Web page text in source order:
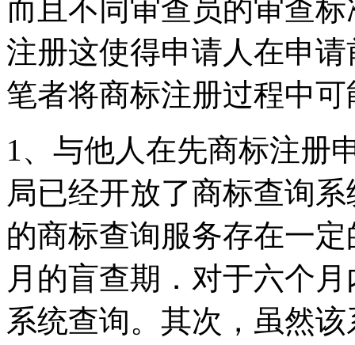
而且不同审查员的审查
注册这使得申请人在申
笔者将商标注册过程中
1、与他人在先商标注册
局已经开放了商标查询
的商标查询服务存在一
月的盲查期．对于六个
系统查询。其次，虽然